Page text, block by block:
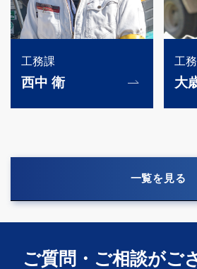
工務課
西中 衛
工
大
一覧を見る
ご質問・ご相談がご